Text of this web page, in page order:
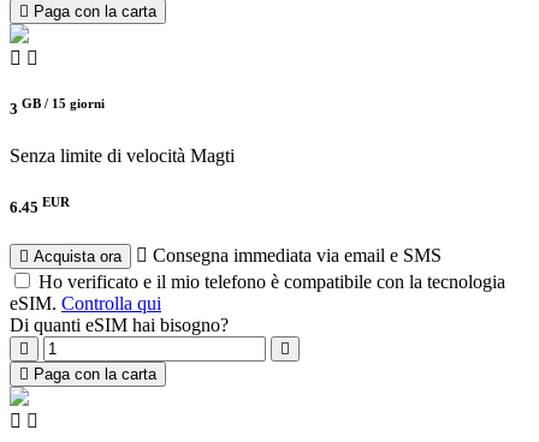
Paga con la carta
3 GB / 15 giorni
Senza limite di velocità Magti
6.45 EUR
Acquista ora
Consegna immediata via email e SMS
Ho verificato e il mio telefono è compatibile con la tecnologia
eSIM. Controlla qui
Di quanti eSIM hai bisogno?
Paga con la carta